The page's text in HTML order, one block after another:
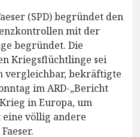
(SPD) begründet den
mit der
begründet. Die
Kriegsflüchtlinge sei
vergleichbar, bekräftigte
im ARD-„Bericht
in Europa, um
völlig andere